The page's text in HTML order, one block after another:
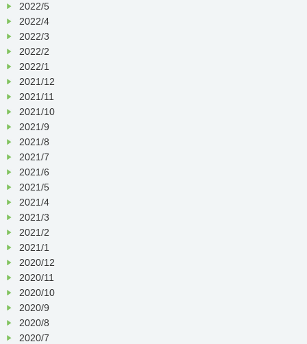
2022/5
2022/4
2022/3
2022/2
2022/1
2021/12
2021/11
2021/10
2021/9
2021/8
2021/7
2021/6
2021/5
2021/4
2021/3
2021/2
2021/1
2020/12
2020/11
2020/10
2020/9
2020/8
2020/7